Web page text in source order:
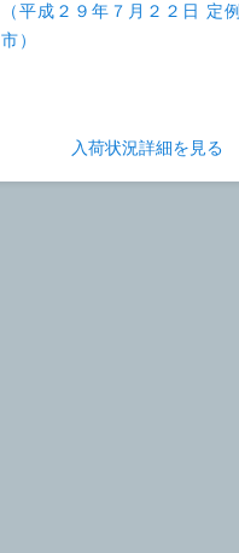
（平成２９年７月２２日 定例
市）
入荷状況詳細を見る